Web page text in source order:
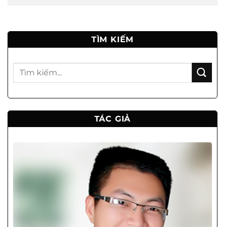
TÌM KIẾM
TÁC GIẢ